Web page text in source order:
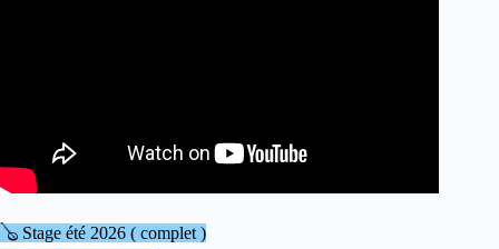
🪕 Stage été 2026 ( complet )